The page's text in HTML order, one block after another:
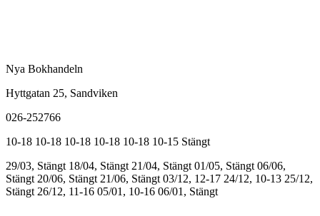
Nya Bokhandeln
Hyttgatan 25, Sandviken
026-252766
10-18 10-18 10-18 10-18 10-18 10-15 Stängt
29/03, Stängt 18/04, Stängt 21/04, Stängt 01/05, Stängt 06/06,
Stängt 20/06, Stängt 21/06, Stängt 03/12, 12-17 24/12, 10-13 25/12,
Stängt 26/12, 11-16 05/01, 10-16 06/01, Stängt